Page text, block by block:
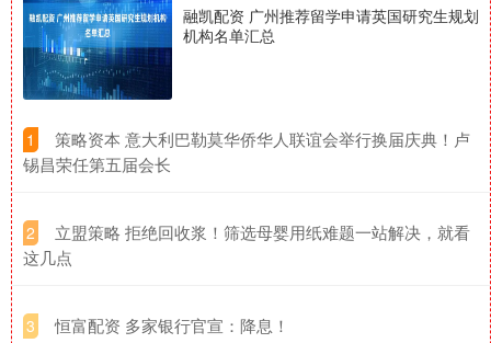
融凯配资 广州推荐留学申请英国研究生规划
机构名单汇总
1
​策略资本 意大利巴勒莫华侨华人联谊会举行换届庆典！卢
锡昌荣任第五届会长
2
​立盟策略 拒绝回收浆！筛选母婴用纸难题一站解决，就看
这几点
3 ​恒富配资 多家银行官宣：降息！